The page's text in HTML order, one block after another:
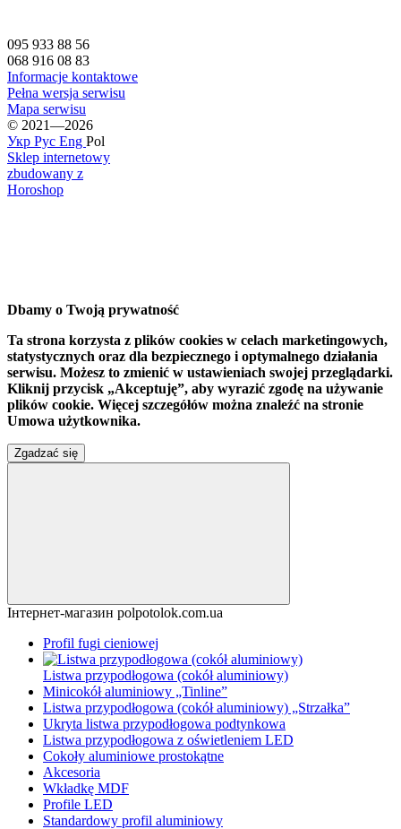
095 933 88 56
068 916 08 83
Informacje kontaktowe
Pełna wersja serwisu
Mapa serwisu
© 2021—2026
Укр Рус Eng Pol
Sklep internetowy
zbudowany z
Horoshop
Dbamy o Twoją prywatność
Ta strona korzysta z plików cookies w celach marketingowych,
statystycznych oraz dla bezpiecznego i optymalnego działania
serwisu. Możesz to zmienić w ustawieniach swojej przeglądarki.
Kliknij przycisk „Akceptuję”, aby wyrazić zgodę na używanie
plików cookie. Więcej szczegółów można znaleźć na stronie
Umowa użytkownika.
Zgadzać się
Інтернет-магазин polpotolok.com.ua
Profil fugi cieniowej
Listwa przypodłogowa (cokół aluminiowy)
Minicokół aluminiowy „Tinline”
Listwa przypodłogowa (cokół aluminiowy) „Strzałka”
Ukryta listwa przypodłogowa podtynkowa
Listwa przypodłogowa z oświetleniem LED
Cokoły aluminiowe prostokątne
Akcesoria
Wkładkę MDF
Profile LED
Standardowy profil aluminiowy